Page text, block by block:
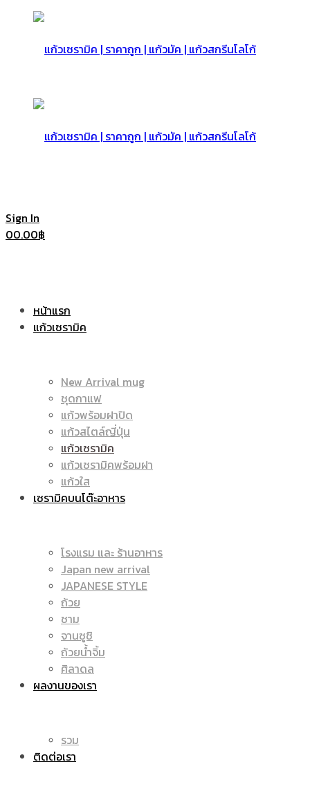
|
แก้ว
ราคา
แก้ว
Sign In
00.00฿
หน้าแรก
แก้วเซรามิค
New Arrival mug
ชุดกาแฟ
แก้วพร้อมฝาปิด
แก้วสไตล์ญี่ปุ่น
แก้วเซรามิค
แก้วเซรามิคพร้อมฝา
แก้วใส
เซรามิคบนโต๊ะอาหาร
โรงแรม และ ร้านอาหาร
Japan new arrival
JAPANESE STYLE
ถ้วย
ชาม
จานซูชิ
ถ้วยน้ำจิ้ม
ศิลาดล
ผลงานของเรา
รวม
ติดต่อเรา